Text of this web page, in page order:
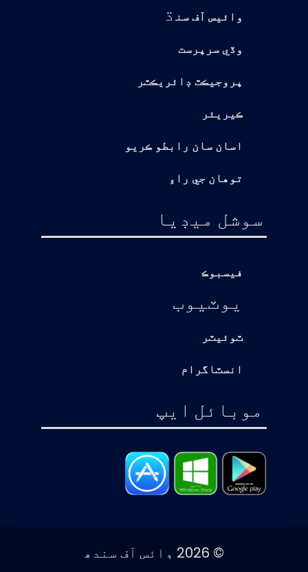
وائيس آف سن ڌ
وڏي سرپرست
پروجيڪٽ ڊائريڪٽر
ڪيريئر
اسان سان رابطو ڪريو
توهان جي راءِ
سوشل ميڊيا
فيسبوڪ
يوٽيوب
ٽوئيٽر
انسٽاگرام
موبائل ايپ
© 2026 وائس آف سندھ